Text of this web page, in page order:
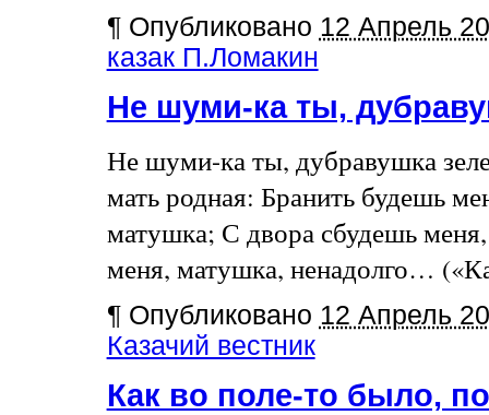
¶ Опубликовано 12 Апрель
казак П.Ломакин
Не шуми-ка ты,
Не шуми-ка ты, дубравушка
мать родная: Бранить будешь
матушка; С двора сбудешь
меня, матушка, ненадолго…
¶ Опубликовано 12 Апрель
Казачий вестник
Как во поле-то было,